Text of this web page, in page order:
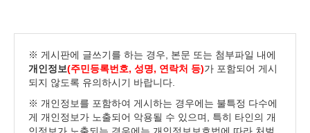
※ 게시판에 글쓰기를 하는 경우, 본문 또는 첨부파일 내에
개인정보(주민등록번호, 성명, 연락처 등)가 포함되어 게시
되지 않도록 유의하시기 바랍니다.
※ 개인정보를 포함하여 게시하는 경우에는 불특정 다수에
게 개인정보가 노출되어 악용될 수 있으며, 특히 타인의 개